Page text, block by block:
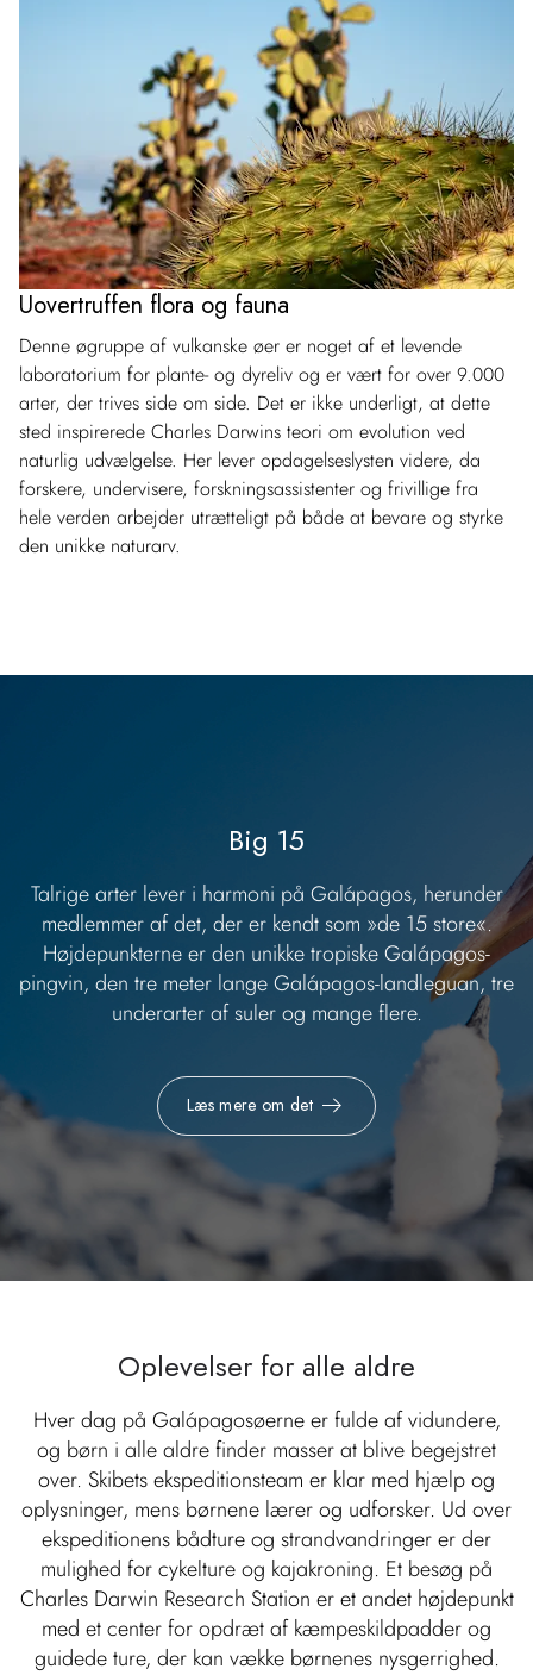
Uovertruffen flora og fauna
Denne øgruppe af vulkanske øer er noget af et levende
laboratorium for plante- og dyreliv og er vært for over 9.000
arter, der trives side om side. Det er ikke underligt, at dette
sted inspirerede Charles Darwins teori om evolution ved
naturlig udvælgelse. Her lever opdagelseslysten videre, da
forskere, undervisere, forskningsassistenter og frivillige fra
hele verden arbejder utrætteligt på både at bevare og styrke
den unikke naturarv.
Big 15
Talrige arter lever i harmoni på Galápagos, herunder
medlemmer af det, der er kendt som »de 15 store«.
Højdepunkterne er den unikke tropiske Galápagos-
pingvin, den tre meter lange Galápagos-landleguan, tre
underarter af suler og mange flere.
Læs mere om det
Oplevelser for alle aldre
Hver dag på Galápagosøerne er fulde af vidundere,
og børn i alle aldre finder masser at blive begejstret
over. Skibets ekspeditionsteam er klar med hjælp og
oplysninger, mens børnene lærer og udforsker. Ud over
ekspeditionens bådture og strandvandringer er der
mulighed for cykelture og kajakroning. Et besøg på
Charles Darwin Research Station er et andet højdepunkt
med et center for opdræt af kæmpeskildpadder og
guidede ture, der kan vække børnenes nysgerrighed.